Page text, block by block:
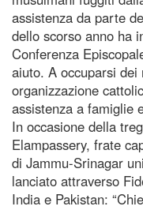
assistenza da parte
dello scorso anno ha
Conferenza
aiuto. A occuparsi dei
organizzazione
assistenza a famiglie
In occasione della
Elampassery, frate
di Jammu-Srinagar
lanciato attraverso
India e Pakistan: